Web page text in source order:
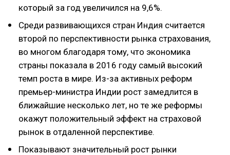
который за год увеличился на 9,6%.
Среди развивающихся стран Индия считается
второй по перспективности рынка страхования,
во многом благодаря тому, что экономика
страны показала в 2016 году самый высокий
темп роста в мире. Из-за активных реформ
премьер-министра Индии рост замедлится в
ближайшие несколько лет, но те же реформы
окажут положительный эффект на страховой
рынок в отдаленной перспективе.
Показывают значительный рост рынки